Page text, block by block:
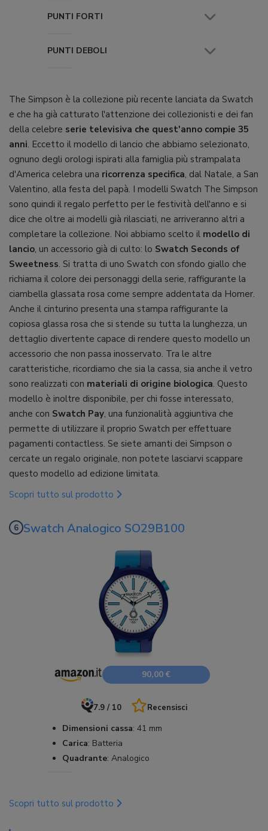
PUNTI FORTI
PUNTI DEBOLI
The Simpson è la collezione più recente lanciata da Swatch
e che ha già catturato l'attenzione dei collezionisti e dei fan
della celebre serie televisiva che quest'anno compie 35
anni. Eccetto il modello di lancio che abbiamo selezionato,
ognuno degli orologi ispirati alla famiglia più strampalata
d'America celebra una ricorrenza specifica, dal Natale, a San
Valentino, alla festa del papà. I modelli Swatch The Simpson
sono quindi il regalo perfetto per le festività dell'anno e si
dice che oltre ai modelli già rilasciati, ne arriveranno altri a
completare la collezione. Noi abbiamo scelto il modello di
lancio, un accessorio già di culto: lo Swatch Seconds of
Sweetness. Si tratta di uno Swatch con sfondo giallo che
richiama il colore dei personaggi della serie, raffigurante la
ciambella glassata rosa come sempre addentata da Homer.
Anche il cinturino presenta una stampa raffigurante la
copiosa glassa rosa che si stende su tutta la lunghezza, un
dettaglio divertente capace di rendere questo modello un
accessorio che non passa inosservato. Tra le altre
caratteristiche, ricordiamo che sia la cassa, sia anche il vetro
sono realizzati con materiali di origine biologica. Questo
modello è inoltre disponibile, per chi fosse interessato,
anche con Swatch Pay, una funzionalità aggiuntiva che
permette di utilizzare il proprio Swatch per effettuare
pagamenti contactless. Se siete amanti dei Simpson o
cercate un regalo originale, non potete lasciarvi scappare
questo modello ad edizione limitata.
Scopri tutto sul prodotto
Swatch Analogico SO29B100
90,00 €
7.9 / 10 Recensisci
Dimensioni cassa: 41 mm
Carica: Batteria
Quadrante: Analogico
Scopri tutto sul prodotto